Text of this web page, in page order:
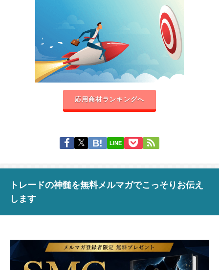
応用商材ランキングへ
LINE
トレードの神髄を無料メルマガでこっそりお伝え
します